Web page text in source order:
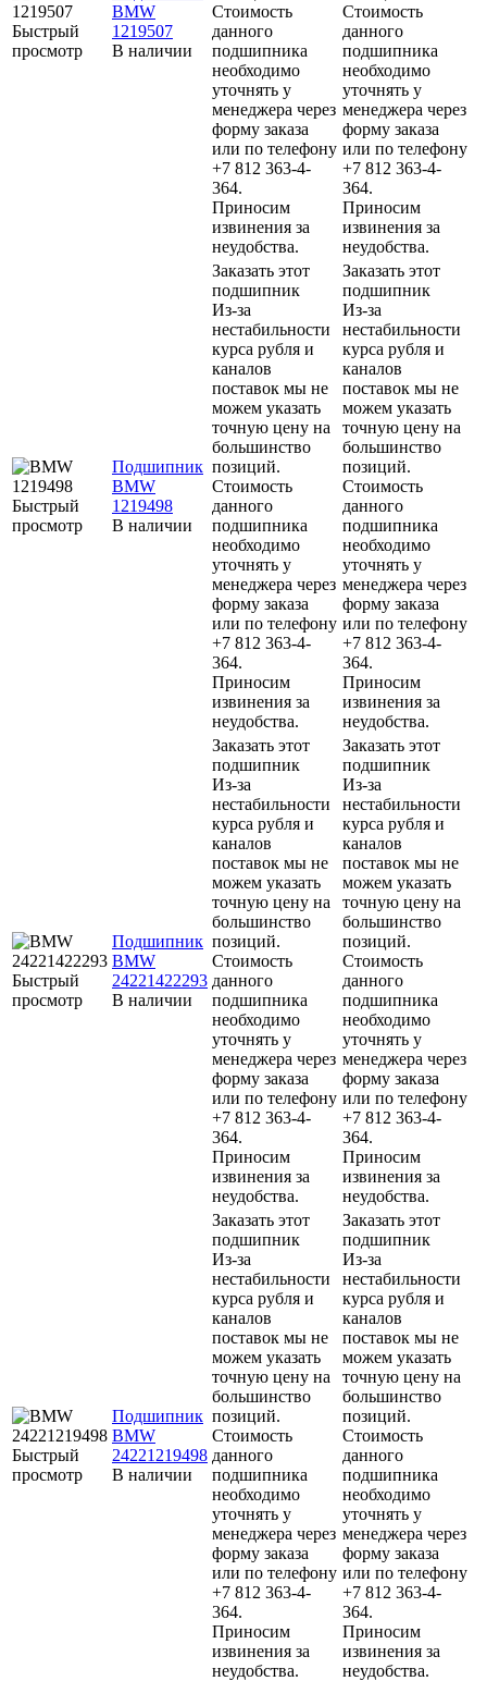
Быстрый
просмотр
BMW
1219507
В наличии
Стоимость
данного
подшипника
необходимо
уточнять у
менеджера через
форму заказа
или по телефону
+7 812 363-4-
364.
Приносим
извинения за
неудобства.
Стоимость
данного
подшипника
необходимо
уточнять у
менеджера через
форму заказа
или по телефону
+7 812 363-4-
364.
Приносим
извинения за
неудобства.
Быстрый
просмотр
Подшипник
BMW
1219498
В наличии
Заказать этот
подшипник
Из-за
нестабильности
курса рубля и
каналов
поставок мы не
можем указать
точную цену на
большинство
позиций.
Стоимость
данного
подшипника
необходимо
уточнять у
менеджера через
форму заказа
или по телефону
+7 812 363-4-
364.
Приносим
извинения за
неудобства.
Заказать этот
подшипник
Из-за
нестабильности
курса рубля и
каналов
поставок мы не
можем указать
точную цену на
большинство
позиций.
Стоимость
данного
подшипника
необходимо
уточнять у
менеджера через
форму заказа
или по телефону
+7 812 363-4-
364.
Приносим
извинения за
неудобства.
Быстрый
просмотр
Подшипник
BMW
24221422293
В наличии
Заказать этот
подшипник
Из-за
нестабильности
курса рубля и
каналов
поставок мы не
можем указать
точную цену на
большинство
позиций.
Стоимость
данного
подшипника
необходимо
уточнять у
менеджера через
форму заказа
или по телефону
+7 812 363-4-
364.
Приносим
извинения за
неудобства.
Заказать этот
подшипник
Из-за
нестабильности
курса рубля и
каналов
поставок мы не
можем указать
точную цену на
большинство
позиций.
Стоимость
данного
подшипника
необходимо
уточнять у
менеджера через
форму заказа
или по телефону
+7 812 363-4-
364.
Приносим
извинения за
неудобства.
Быстрый
просмотр
Подшипник
BMW
24221219498
В наличии
Заказать этот
подшипник
Из-за
нестабильности
курса рубля и
каналов
поставок мы не
можем указать
точную цену на
большинство
позиций.
Стоимость
данного
подшипника
необходимо
уточнять у
менеджера через
форму заказа
или по телефону
+7 812 363-4-
364.
Приносим
извинения за
неудобства.
Заказать этот
подшипник
Из-за
нестабильности
курса рубля и
каналов
поставок мы не
можем указать
точную цену на
большинство
позиций.
Стоимость
данного
подшипника
необходимо
уточнять у
менеджера через
форму заказа
или по телефону
+7 812 363-4-
364.
Приносим
извинения за
неудобства.